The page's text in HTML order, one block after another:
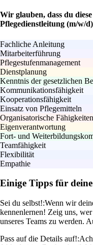
Wir glauben, dass du
Pflegedienstleitung (m/w/
Fachliche Anleitung
Mitarbeiterführung
Pflegestufenmanagement
Dienstplanung
Kenntnis der gesetzlichen
Kommunikationsfähigkeit
Kooperationsfähigkeit
Einsatz von Pflegemitteln
Organisatorische Fähigkeiten
Eigenverantwortung
Fort- und
Teamfähigkeit
Flexibilität
Empathie
Einige Tipps für
Sei du selbst!:Wenn wir
kennenlernen! Zeig uns,
unseres Teams zu werden.
Pass auf die Details auf!: